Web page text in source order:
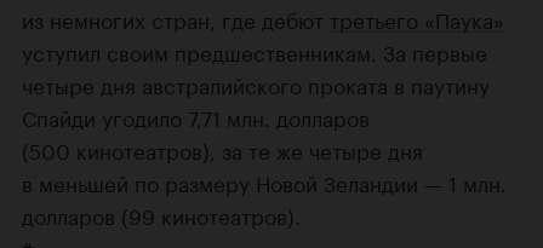
из немногих стран, где дебют третьего «Паука»
уступил своим предшественникам. За первые
четыре дня австралийского проката в паутину
Спайди угодило 7,71 млн. долларов
(500 кинотеатров), за те же четыре дня
в меньшей по размеру Новой Зеландии — 1 млн.
долларов (99 кинотеатров).